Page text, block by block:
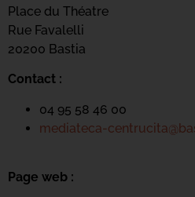
Place du Théatre
Rue Favalelli
20200 Bastia
Contact :
04 95 58 46 00
mediateca-
Page web :